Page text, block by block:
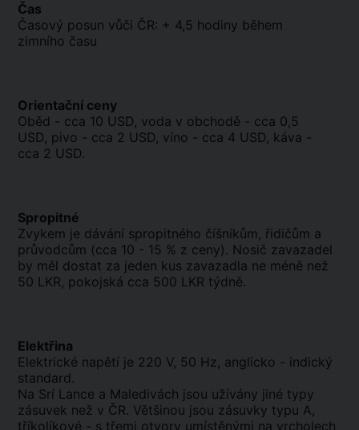
Čas
Časový posun vůči ČR: + 4,5 hodiny během
zimního času
Orientační ceny
Oběd - cca 10 USD, voda v obchodě - cca 0,5
USD, pivo - cca 2 USD, víno - cca 4 USD, káva -
cca 2 USD.
Spropitné
Zvykem je dávání spropitného číšníkům, řidičům a
průvodcům (cca 10 - 15 % z ceny). Nosič zavazadel
by měl dostat za jeden kus zavazadla ne méně než
50 LKR, pokojská cca 500 LKR týdně.
Elektřina
Elektrické napětí je 220 V, 50 Hz, anglicko - indický
standard.
Na Srí Lance a Maledivách jsou užívány jiné typy
zásuvek než v ČR. Většinou jsou zásuvky typu A,
tříkolíkové - s třemi otvory umístěnými na vrcholech